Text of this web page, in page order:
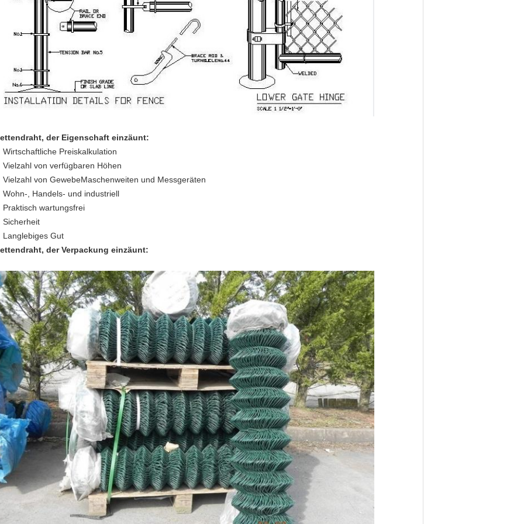
der Eigenschaft einzäunt:
Wirtschaftliche Preiskalkulation
Vielzahl von verfügbaren Höhen
Vielzahl von GewebeMaschenweiten und Messgeräten
Wohn-, Handels- und industriell
Praktisch wartungsfrei
Sicherheit
Langlebiges Gut
der Verpackung einzäunt: